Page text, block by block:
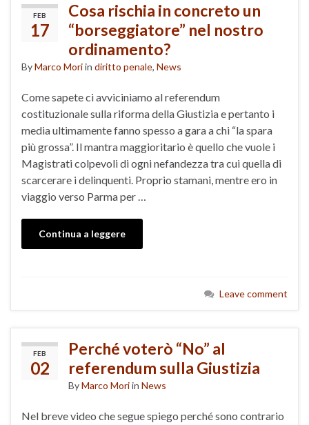
FEB
17
Cosa rischia in concreto un
“borseggiatore” nel nostro
ordinamento?
ByMarco Moriin diritto penale, News
Come sapete ci avviciniamo al referendum
costituzionale sulla riforma della Giustizia e pertanto i
media ultimamente fanno spesso a gara a chi “la spara
più grossa”. Il mantra maggioritario è quello che vuole i
Magistrati colpevoli di ogni nefandezza tra cui quella di
scarcerare i delinquenti. Proprio stamani, mentre ero in
viaggio verso Parma per …
Continua a leggere
Leave comment
FEB
02
Perché voterò “No” al
referendum sulla Giustizia
ByMarco Moriin News
Nel breve video che segue spiego perché sono contrario